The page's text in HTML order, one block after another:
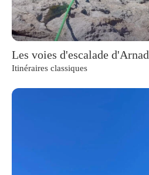
Les voies d'escalade d'Arnad
Itinéraires classiques